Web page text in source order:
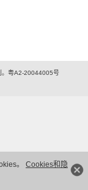
。 Cookies和隐
。粤A2-20044005号